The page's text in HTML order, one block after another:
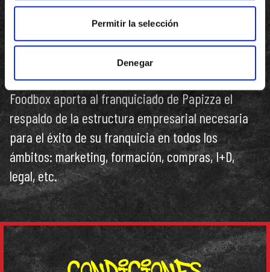
Permitir la selección
Denegar
Papizza forma parte del grupo de restauración
organizada FoodBox que, a través de sus
diferentes marcas, tiene el objetivo de liderar el
mercado de la restauración moderna en España.
Foodbox aporta al franquiciado de Papizza el
respaldo de la estructura empresarial necesaria
para el éxito de su franquicia en todos los
ámbitos: marketing, formación, compras, I+D,
legal, etc.